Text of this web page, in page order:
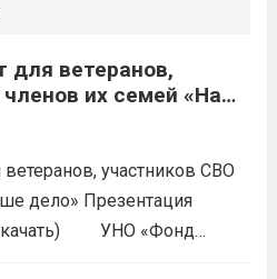
для ветеранов,
участников СВО
дело» Презентация
УНО «Фонд